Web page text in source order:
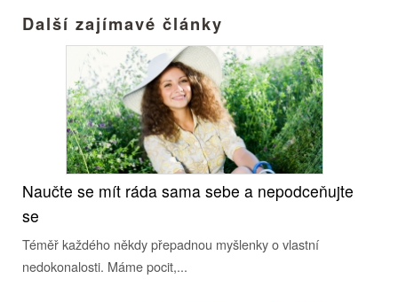
Další zajímavé články
Naučte se mít ráda sama sebe a nepodceňujte
se
Téměř každého někdy přepadnou myšlenky o vlastní
nedokonalosti. Máme pocit,...